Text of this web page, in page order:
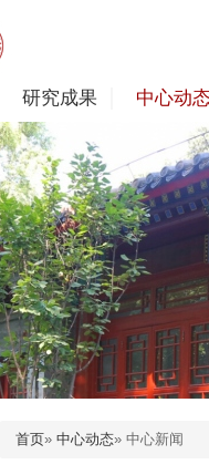
研究成果 中心动
首页» 中心动态» 中心新闻